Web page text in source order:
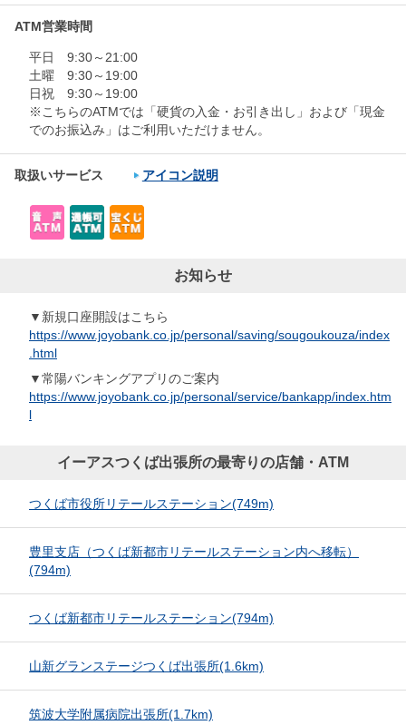
ATM営業時間
平日 9:30～21:00
土曜 9:30～19:00
日祝 9:30～19:00
※こちらのATMでは「硬貨の入金・お引き出し」および「現金
でのお振込み」はご利用いただけません。
取扱いサービス アイコン説明
お知らせ
▼新規口座開設はこちら
https://www.joyobank.co.jp/personal/saving/sougoukouza/index
.html
▼常陽バンキングアプリのご案内
https://www.joyobank.co.jp/personal/service/bankapp/index.htm
l
イーアスつくば出張所の最寄りの店舗・ATM
つくば市役所リテールステーション(749m)
豊里支店（つくば新都市リテールステーション内へ移転）
(794m)
つくば新都市リテールステーション(794m)
山新グランステージつくば出張所(1.6km)
筑波大学附属病院出張所(1.7km)